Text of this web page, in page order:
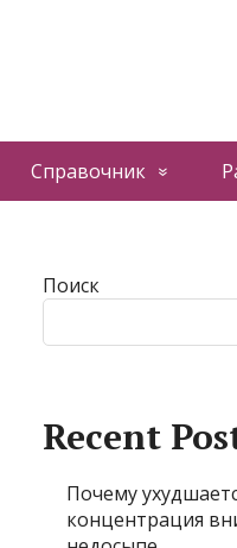
Справочник
Поиск
Recent
Почему
концентрация